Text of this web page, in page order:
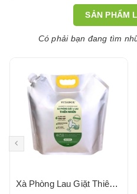
SẢN PHẨM
Có phải bạn đang tìm
Xà Phòng Lau Giặt Thiên Nhiên VITABOX Hương Tràm 2800ml